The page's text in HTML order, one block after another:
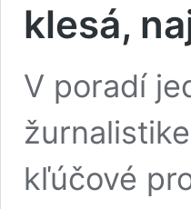
klesá,
V poradí
kľúčové